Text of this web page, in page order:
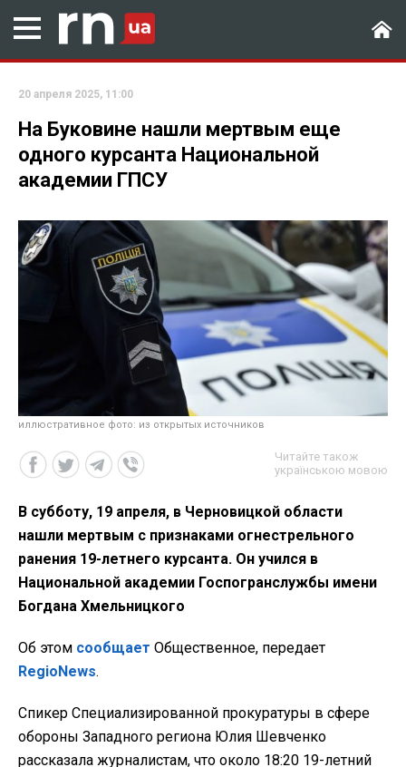
20 апреля 2025, 11:00
На Буковине нашли мертвым еще
одного курсанта Национальной
академии ГПСУ
иллюстративное фото: из открытых источников
Читайте також
українською мовою
В субботу, 19 апреля, в Черновицкой области
нашли мертвым с признаками огнестрельного
ранения 19-летнего курсанта. Он учился в
Национальной академии Госпогранслужбы имени
Богдана Хмельницкого
Об этом сообщает Общественное, передает
RegioNews.
Спикер Специализированной прокуратуры в сфере
обороны Западного региона Юлия Шевченко
рассказала журналистам, что около 18:20 19-летний